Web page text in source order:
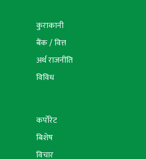
कुराकानी
बैंक / वित्त
अर्थ राजनीति
विविध
कर्पोरेट
बिशेष
विचार